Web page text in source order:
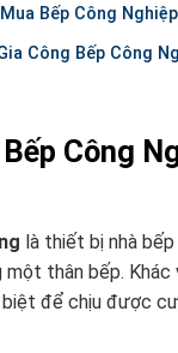
Bếp Công
Công Bếp Công
Công
là thiết bị nhà
thân bếp. Khác
để chịu được